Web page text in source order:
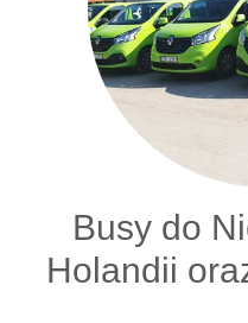
Busy do
Holandii